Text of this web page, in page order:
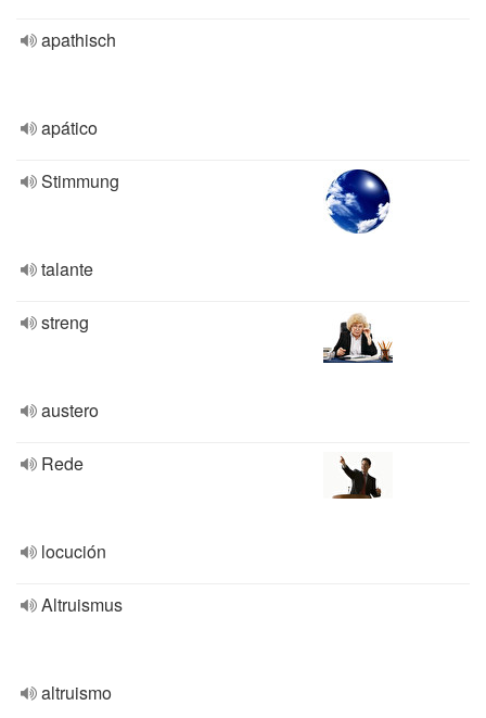
apathisch
apático
Stimmung
talante
streng
austero
Rede
locución
Altruismus
altruismo